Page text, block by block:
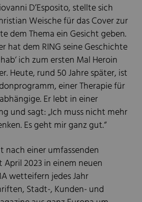
D’Esposito, stellte sich
Weische für das Cover zur
dem Thema ein Gesicht geben.
hat dem RING seine Geschichte
ich zum ersten Mal Heroin
Heute, rund 50 Jahre später, ist
einer Therapie für
Er lebt in einer
und sagt: „Ich muss nicht mehr
Es geht mir ganz gut.“
nach einer umfassenden
2023 in einem neuen
wetteifern jedes Jahr
Stadt-, Kunden- und